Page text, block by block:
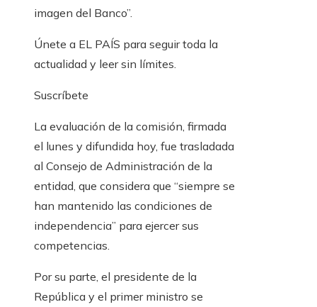
imagen del Banco”.
Únete a EL PAÍS para seguir toda la
actualidad y leer sin límites.
Suscríbete
La evaluación de la comisión, firmada
el lunes y difundida hoy, fue trasladada
al Consejo de Administración de la
entidad, que considera que “siempre se
han mantenido las condiciones de
independencia” para ejercer sus
competencias.
Por su parte, el presidente de la
República y el primer ministro se